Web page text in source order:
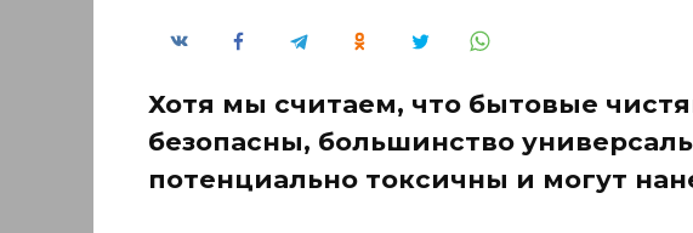
Хотя мы считаем, что бытовые
безопасны, большинство
потенциально токсичны и могут